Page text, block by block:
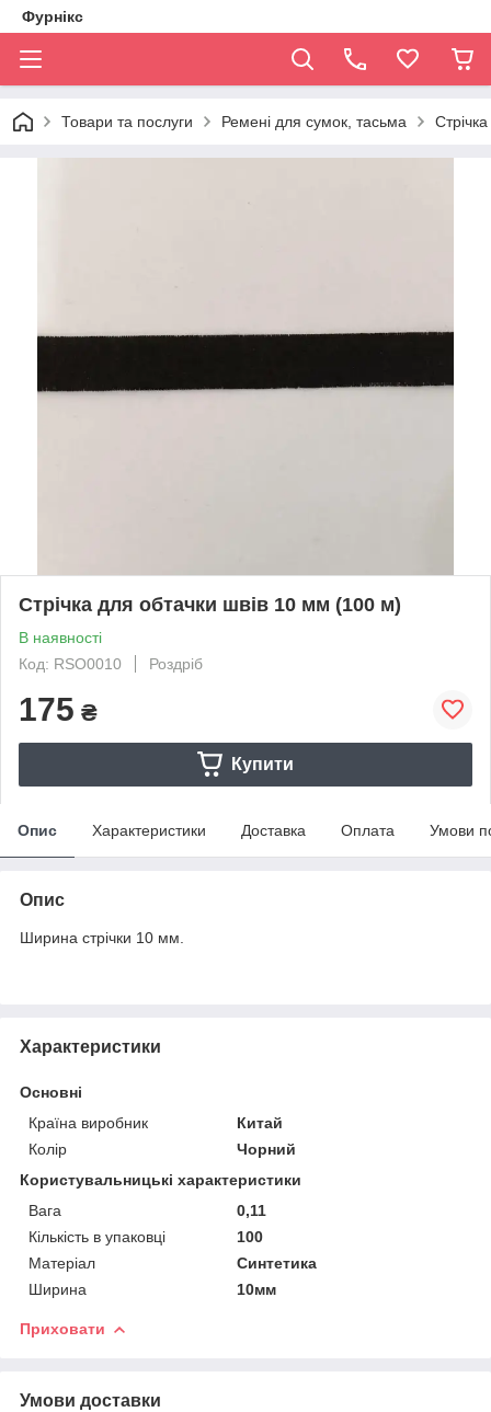
Фурнікс
Товари та послуги Ремені для сумок, тасьма
Стрічка для обтачки швів 10 мм (100 м)
В наявності
Код: RSO0010
Роздріб
175 ₴
Купити
Опис Характеристики Доставка Оплата Умови
Опис
Ширина стрічки 10 мм.
Характеристики
Основні
Країна виробник
Китай
Колір
Чорний
Користувальницькі характеристики
Вага
0,11
Кількість в упаковці
100
Матеріал
Синтетика
Ширина
10мм
Приховати
Умови доставки